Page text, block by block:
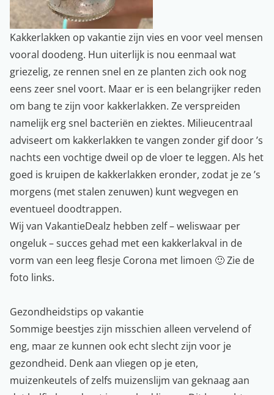
Kakkerlakken op vakantie zijn vies en voor veel mensen
vooral doodeng. Hun uiterlijk is nou eenmaal wat
griezelig, ze rennen snel en ze planten zich ook nog
eens zeer snel voort. Maar er is een belangrijker reden
om bang te zijn voor kakkerlakken. Ze verspreiden
namelijk erg snel bacteriën en ziektes. Milieucentraal
adviseert om kakkerlakken te vangen zonder gif door ’s
nachts een vochtige dweil op de vloer te leggen. Als het
goed is kruipen de kakkerlakken eronder, zodat je ze ’s
morgens (met stalen zenuwen) kunt wegvegen en
eventueel doodtrappen.
Wij van VakantieDealz hebben zelf – weliswaar per
ongeluk – succes gehad met een kakkerlakval in de
vorm van een leeg flesje Corona met limoen 🙂 Zie de
foto links.
Gezondheidstips op vakantie
Sommige beestjes zijn misschien alleen vervelend of
eng, maar ze kunnen ook echt slecht zijn voor je
gezondheid. Denk aan vliegen op je eten,
muizenkeutels of zelfs muizenslijm van geknaag aan